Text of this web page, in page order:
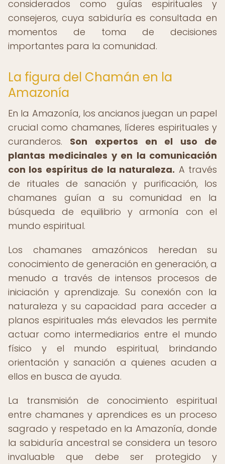
considerados como guías espirituales y
consejeros, cuya sabiduría es consultada en
momentos de toma de decisiones
importantes para la comunidad.
La figura del Chamán en la
Amazonía
En la Amazonía, los ancianos juegan un papel
crucial como chamanes, líderes espirituales y
curanderos. Son expertos en el uso de
plantas medicinales y en la comunicación
con los espíritus de la naturaleza. A través
de rituales de sanación y purificación, los
chamanes guían a su comunidad en la
búsqueda de equilibrio y armonía con el
mundo espiritual.
Los chamanes amazónicos heredan su
conocimiento de generación en generación, a
menudo a través de intensos procesos de
iniciación y aprendizaje. Su conexión con la
naturaleza y su capacidad para acceder a
planos espirituales más elevados les permite
actuar como intermediarios entre el mundo
físico y el mundo espiritual, brindando
orientación y sanación a quienes acuden a
ellos en busca de ayuda.
La transmisión de conocimiento espiritual
entre chamanes y aprendices es un proceso
sagrado y respetado en la Amazonía, donde
la sabiduría ancestral se considera un tesoro
invaluable que debe ser protegido y